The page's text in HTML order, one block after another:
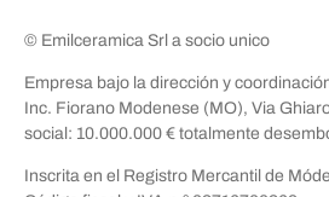
© Emilceramica Srl a socio unico
Empresa bajo la dirección y
Inc. Fiorano Modenese (MO), Via
social: 10.000.000 € totalmente
Inscrita en el Registro Mercantil de